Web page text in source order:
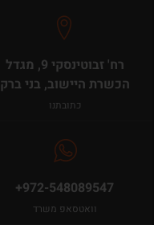
רח' זבוטינסקי 9, מגדל
הכשרת היישוב, בני ברק
כתובתנו
+972-548089547
וואטסאפ משרד